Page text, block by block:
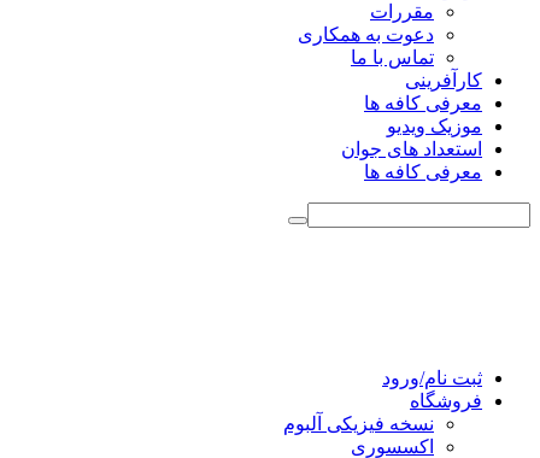
مقررات
دعوت به همکاری
تماس با ما
کارآفرینی
معرفی کافه ها
موزیک ویدیو
استعداد های جوان
معرفی کافه ها
ثبت نام/ورود
فروشگاه
نسخه فیزیکی آلبوم
اکسسوری